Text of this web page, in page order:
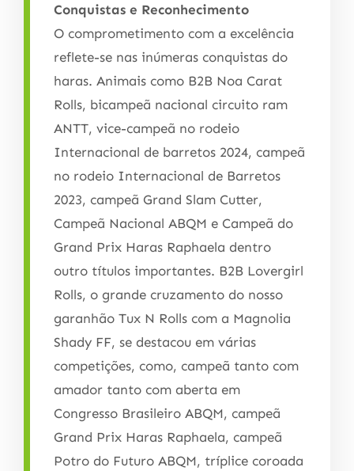
Conquistas e Reconhecimento
O comprometimento com a excelência
reflete-se nas inúmeras conquistas do
haras. Animais como B2B Noa Carat
Rolls, bicampeã nacional circuito ram
ANTT, vice-campeã no rodeio
Internacional de barretos 2024, campeã
no rodeio Internacional de Barretos
2023, campeã Grand Slam Cutter,
Campeã Nacional ABQM e Campeã do
Grand Prix Haras Raphaela dentro
outro títulos importantes. B2B Lovergirl
Rolls, o grande cruzamento do nosso
garanhão Tux N Rolls com a Magnolia
Shady FF, se destacou em várias
competições, como, campeã tanto com
amador tanto com aberta em
Congresso Brasileiro ABQM, campeã
Grand Prix Haras Raphaela, campeã
Potro do Futuro ABQM, tríplice coroada